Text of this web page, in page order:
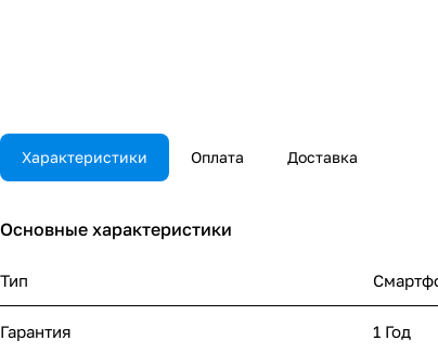
Характеристики Оплата Доставка
Основные характеристики
Тип
Гарантия 1 Год